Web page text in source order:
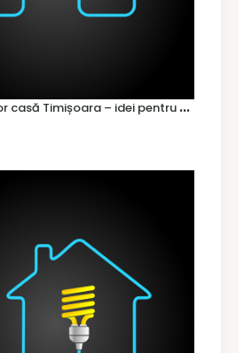
I
luminat exterior casă Timișoara – idei pentru siguranță și confort